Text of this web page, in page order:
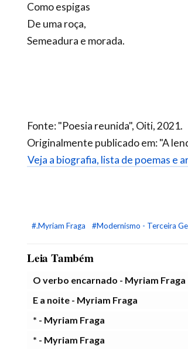
Como espigas
De uma roça,
Semeadura e morada.
Fonte: "Poesia reunida", Oiti, 2021.
Originalmente publicado em: "A
Veja a biografia, lista de poemas e
#.Myriam Fraga #Modernismo - Terceira
Leia Também
O verbo encarnado - Myriam Fraga
E a noite - Myriam Fraga
* - Myriam Fraga
* - Myriam Fraga